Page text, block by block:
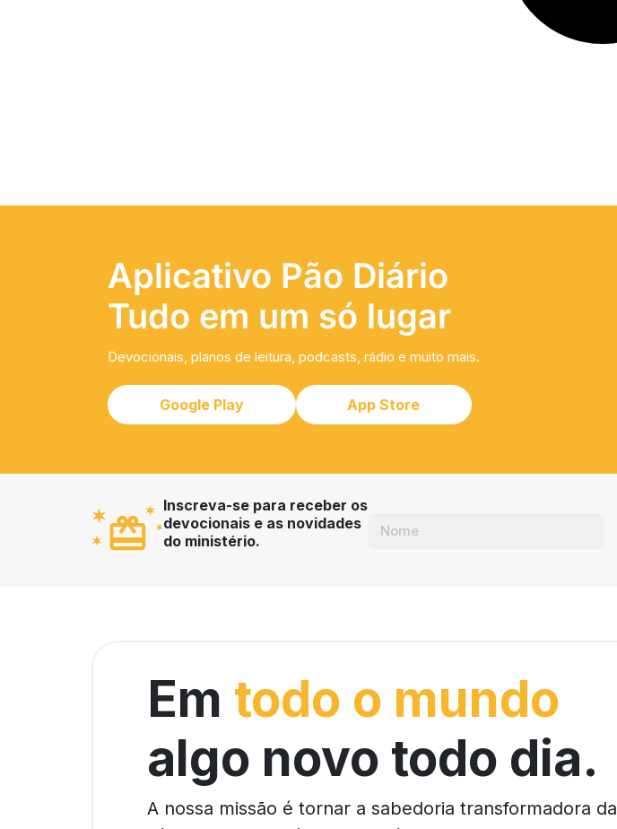
Aplicativo Pão Diário
Tudo em um só lugar
Devocionais, planos de leitura, podcasts, rádio e muito mais.
Google Play App Store
Inscreva-se para receber os
devocionais e as novidades
do ministério.
Em todo o mundo
algo novo todo dia.
A nossa missão é tornar a sabedoria transformadora da